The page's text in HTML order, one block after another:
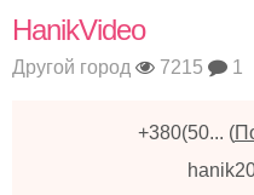
HanikVideo
Другой город 7215 1
+380(50... (